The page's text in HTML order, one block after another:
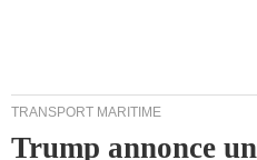
TRANSPORT MARITIME
Trump annonce